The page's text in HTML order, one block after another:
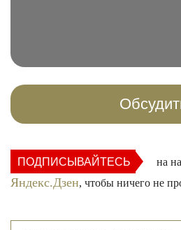
ПОДПИСЫВАЙТЕСЬ на
Яндекс.Дзен, чтобы ничего не